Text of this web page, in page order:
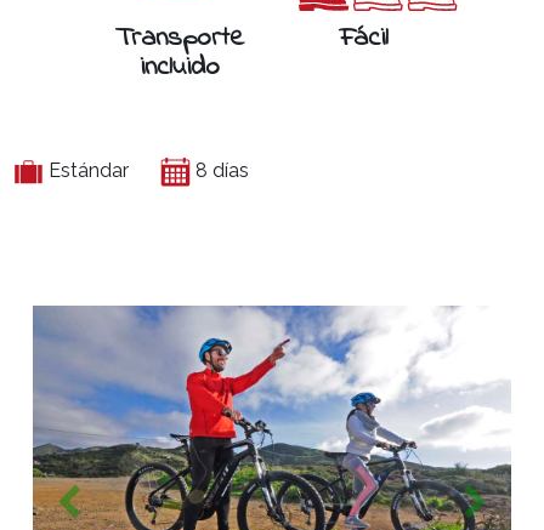
Transporte
incluido
Fácil
Estándar 8 días